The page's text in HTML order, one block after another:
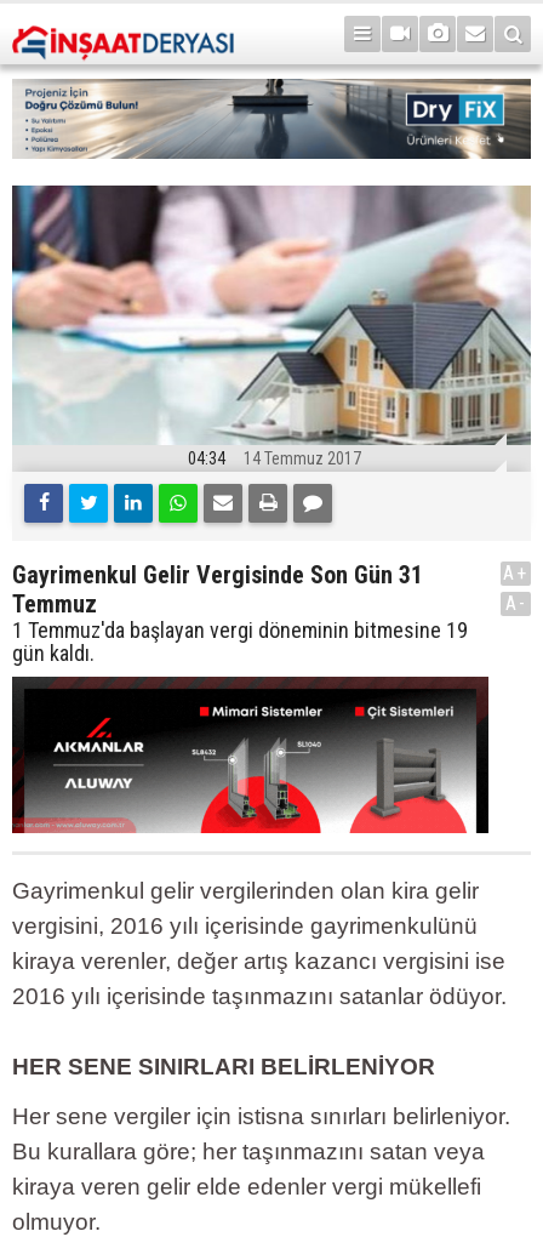
04:34 14 Temmuz 2017
Gayrimenkul Gelir Vergisinde Son Gün 31
Temmuz
1 Temmuz'da başlayan vergi döneminin bitmesine 19
gün kaldı.
A+
A-
Gayrimenkul gelir vergilerinden olan kira gelir
vergisini, 2016 yılı içerisinde gayrimenkulünü
kiraya verenler, değer artış kazancı vergisini ise
2016 yılı içerisinde taşınmazını satanlar ödüyor.
HER SENE SINIRLARI BELİRLENİYOR
Her sene vergiler için istisna sınırları belirleniyor.
Bu kurallara göre; her taşınmazını satan veya
kiraya veren gelir elde edenler vergi mükellefi
olmuyor.